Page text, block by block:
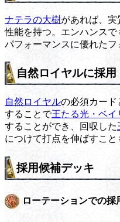
ナテラの大樹があれば、実
性能を持つ。エンハンスで
パフォーマンスに優れたフ
自然ロイヤルに採用
自然ロイヤルの必須カード
することで王たる光・ベイ
することができ、回収した
につけて打点を伸ばすこと
採用候補デッキ
ローテーションでの採